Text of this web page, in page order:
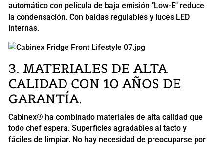
automático con película de baja emisión "Low-E" reduce
la condensación. Con baldas regulables y luces LED
internas.
3. MATERIALES DE ALTA
CALIDAD CON 10 AÑOS DE
GARANTÍA.
Cabinex® ha combinado materiales de alta calidad que
todo chef espera. Superficies agradables al tacto y
fáciles de limpiar. No hay necesidad de preocuparse por